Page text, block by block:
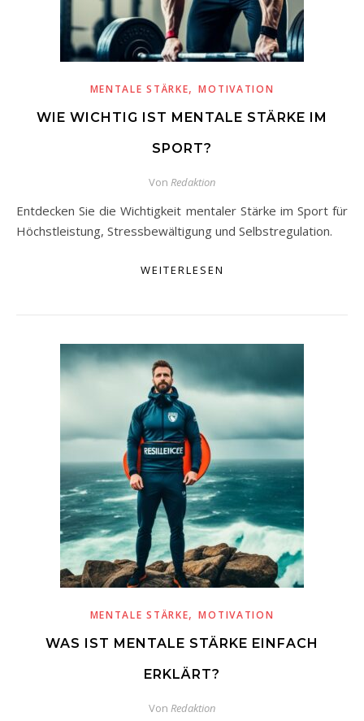
MENTALE STÄRKE,MOTIVATION
WIE WICHTIG IST MENTALE STÄRKE IM
SPORT?
Von Redaktion
Entdecken Sie die Wichtigkeit mentaler Stärke im Sport für
Höchstleistung, Stressbewältigung und Selbstregulation.
WEITERLESEN
MENTALE STÄRKE,MOTIVATION
WAS IST MENTALE STÄRKE EINFACH
ERKLÄRT?
Von Redaktion